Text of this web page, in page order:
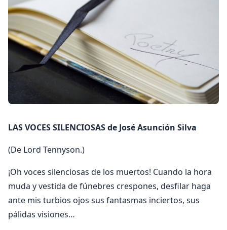
LAS VOCES SILENCIOSAS de José Asunción Silva
(De Lord Tennyson.)
¡Oh voces silenciosas de los muertos! Cuando la hora
muda y vestida de fúnebres crespones, desfilar haga
ante mis turbios ojos sus fantasmas inciertos, sus
pálidas visiones…